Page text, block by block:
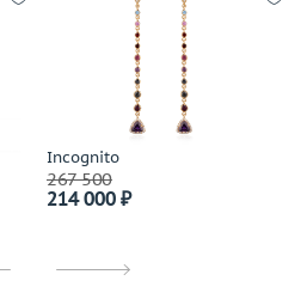
Incognito
267 500
214 000 ₽